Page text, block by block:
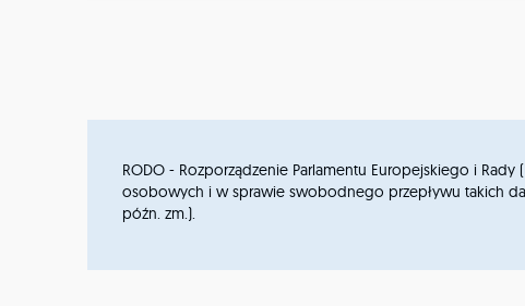
RODO - Rozporządzenie Parlamentu Europejskiego i
osobowych i w sprawie swobodnego przepływu takich
późn. zm.).